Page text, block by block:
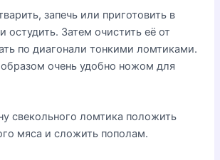
запечь или приготовить в
остудить. Затем очистить её от
по диагонали тонкими ломтиками.
очень удобно ножом для
свекольного ломтика положить
мяса и сложить пополам.